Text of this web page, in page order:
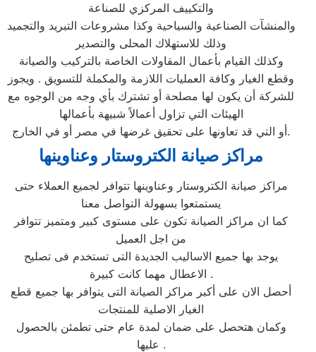
والتكييف المركزي للصناعة
والمنشآت الصناعية والسياحية وكذا مشروعات التبريد والتجميد
وذلك للاستهلاك المحلى والتصدير
وكذلك القيام بأعمال المقاولات الخاصة بالتركيب والصيانة
وقطع الغيار وكافة العمليات اللازمة والمكملة للتسويق . ويجوز
للشركة أن يكون لها مصلحة أو تشترك بأي وجه من الوجوه مع
الهيئات التي تزاول أعمالاً شبيهة بأعمالها
أو التي قد تعاونها على تحقيق غرضها في مصر أو في الخارج.
مراكز صيانة الكتروستار وعناوينها
مراكز صيانة الكتروستار وعناوينها تتوافر لجميع العملاء حتى
يستمتعوا بسهولة التواصل معنا
كما ان مراكز الصيانة تكون على مستوى كبير ومتميز تتوافر
من اجل العميل
يوجد بها جميع الاساليب الجديدة التى تستخدم فى تصليح
الاعطال مهما كانت كبيرة .
أحصل الان على أكبر مراكز الصيانة التى يتوافر بها جميع قطع
الغيار الاصلية للمنتجات
وكمان هتحصل على ضمان لمدة عام حتى تطمئن بالحصول
عليها .